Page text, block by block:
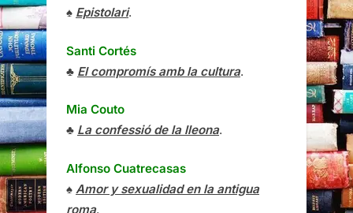
♠ Epistolari.
Santi Cortés
♣ El compromís amb la cultura.
Mia Couto
♣ La confessió de la lleona.
Alfonso Cuatrecasas
♠ Amor y sexualidad en la antigua
roma.